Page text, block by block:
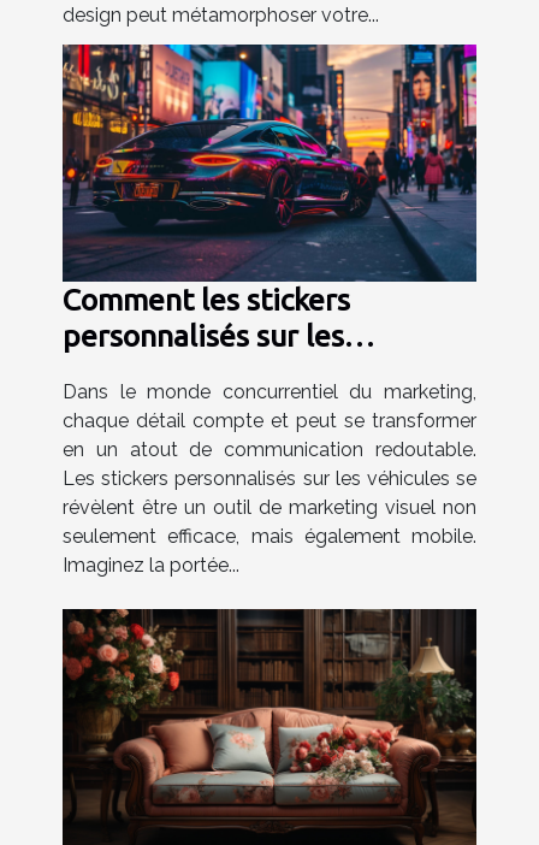
design peut métamorphoser votre...
Comment les stickers
personnalisés sur les
transformer votre stratégie
marketing
Dans le monde concurrentiel du marketing,
chaque détail compte et peut se transformer
en un atout de communication redoutable.
Les stickers personnalisés sur les véhicules se
révèlent être un outil de marketing visuel non
seulement efficace, mais également mobile.
Imaginez la portée...